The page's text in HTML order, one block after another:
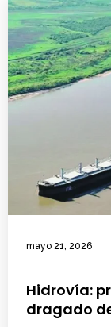
mayo 21, 2026
Hidrovía:
dragado